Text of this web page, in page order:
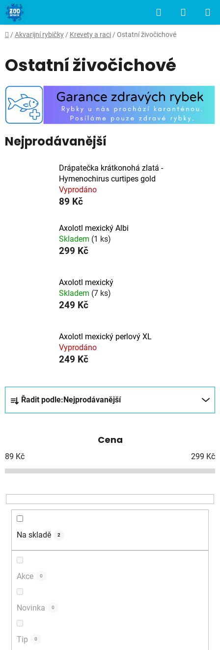
Přejít
na
obsah
Hledat
KOŠÍK
Domů
/ Akvarijní rybičky / Krevety a raci / Ostatní živočichové
Ostatní živočichové
Nejprodávanější
Drápatečka krátkonohá zlatá -
Hymenochirus curtipes gold
Vyprodáno
89 Kč
Axolotl mexický Albi
Skladem (1 ks)
299 Kč
Axolotl mexický
Skladem (7 ks)
249 Kč
Axolotl mexický perlový XL
Vyprodáno
249 Kč
Ř
a
z
í
p
o
d
Řadit podle:Nejprodávanější
Cena
89 Kč 299 Kč
Na skladě 2
Akce 0
Novinka 0
Tip 0